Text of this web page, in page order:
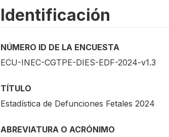
Identificación
NÚMERO ID DE LA ENCUESTA
ECU-INEC-CGTPE-DIES-EDF-2024-v1.3
TÍTULO
Estadística de Defunciones Fetales 2024
ABREVIATURA O ACRÓNIMO